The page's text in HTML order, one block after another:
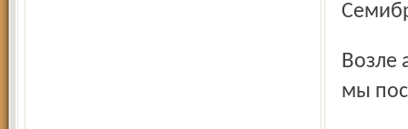
Возле автобуса, увозящего ребят в Семибратово, взяли
мы